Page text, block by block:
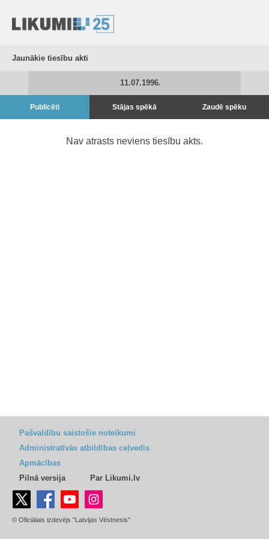
Jaunākie tiesību akti
11.07.1996.
Publicēti Stājas spēkā Zaudē spēku
Nav atrasts neviens tiesību akts.
Pašvaldību saistošie noteikumi
Administratīvās atbildības ceļvedis
Apmācības
Pilnā versija
Par Likumi.lv
© Oficiālais izdevējs "Latvijas Vēstnesis"